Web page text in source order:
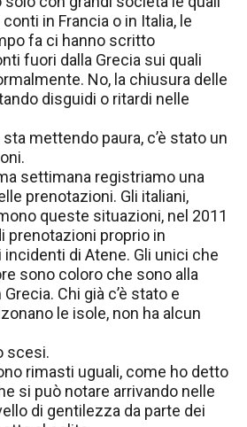
in Francia o in Italia, le
fa ci hanno scritto
fuori dalla Grecia sui quali
No, la chiusura delle
disguidi o ritardi nelle
mettendo paura, c’è stato un
settimana registriamo una
prenotazioni. Gli italiani,
queste situazioni, nel 2011
prenotazioni proprio in
di Atene. Gli unici che
sono coloro che sono alla
Chi già c’è stato e
le isole, non ha alcun
scesi.
rimasti uguali, come ho detto
si può notare arrivando nelle
di gentilezza da parte dei